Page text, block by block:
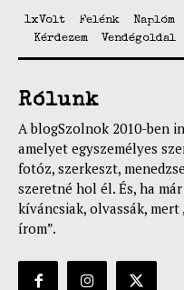
1xVolt Felénk Naplóm
Kérdezem
Vendégoldal
Rólunk
A blogSzolnok 2010-ben
amelyet egyszemélyes
fotóz, szerkeszt,
szeretné hol él. És, ha
kíváncsiak, olvassák,
írom”.